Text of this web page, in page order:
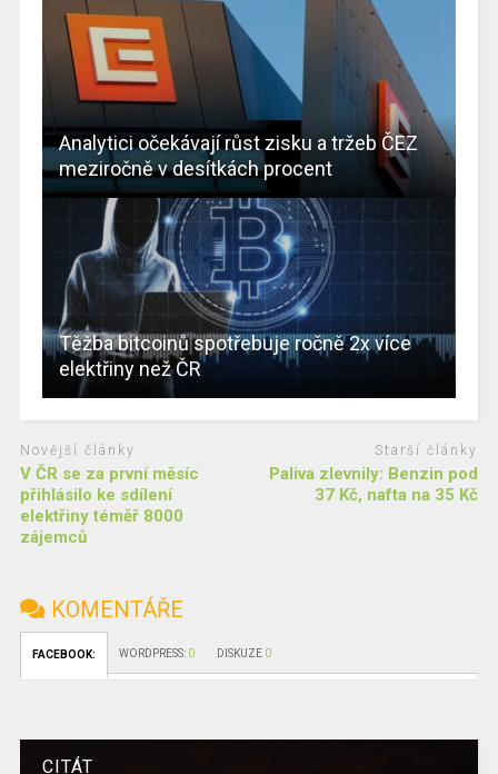
Analytici očekávají růst zisku a tržeb ČEZ
meziročně v desítkách procent
Těžba bitcoinů spotřebuje ročně 2x více
elektřiny než ČR
Novější články
V ČR se za první měsíc
přihlásilo ke sdílení
elektřiny téměř 8000
zájemců
Starší články
Paliva zlevnily: Benzin pod
37 Kč, nafta na 35 Kč
KOMENTÁŘE
FACEBOOK: WORDPRESS: 0 DISKUZE 0
CITÁT